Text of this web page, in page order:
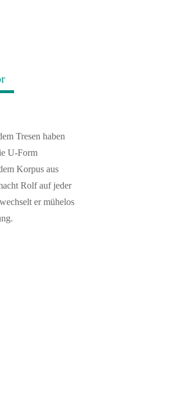
Tresen haben
U-Form
Korpus aus
Rolf auf jeder
er mühelos